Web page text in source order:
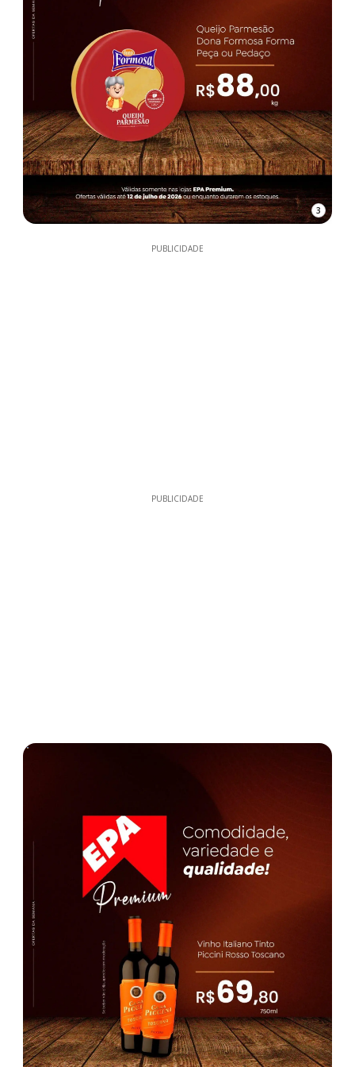
3
PUBLICIDADE
PUBLICIDADE